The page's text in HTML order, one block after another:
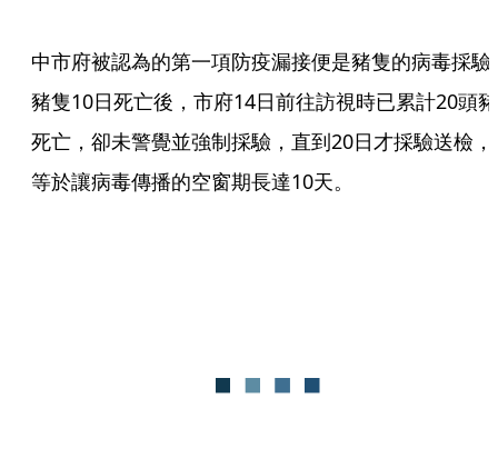
中市府被認為的第一項防疫漏接便是豬隻的病毒採驗
豬隻10日死亡後，市府14日前往訪視時已累計20頭豬
死亡，卻未警覺並強制採驗，直到20日才採驗送檢，
等於讓病毒傳播的空窗期長達10天。